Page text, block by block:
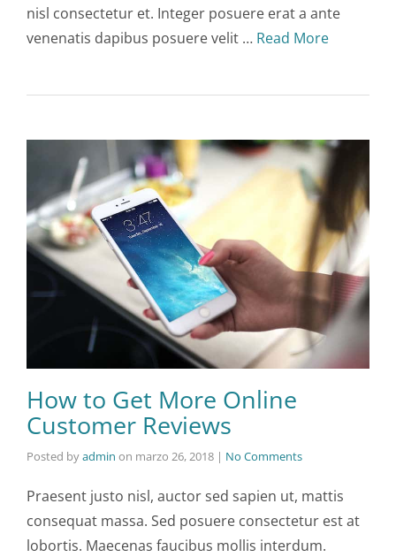
nisl consectetur et. Integer posuere erat a ante
venenatis dapibus posuere velit … Read More
How to Get More Online
Customer Reviews
Posted byadmin on marzo 26, 2018 | No Comments
Praesent justo nisl, auctor sed sapien ut, mattis
consequat massa. Sed posuere consectetur est at
lobortis. Maecenas faucibus mollis interdum.